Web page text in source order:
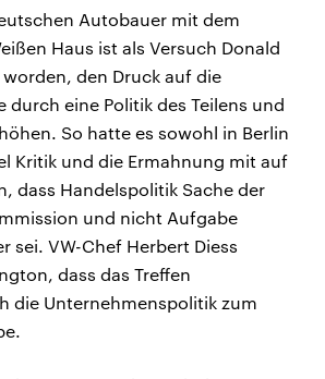
Autobauer mit dem
Haus ist als Versuch Donald
den Druck auf die
durch eine Politik des Teilens und
So hatte es sowohl in Berlin
Kritik und die Ermahnung mit auf
dass Handelspolitik Sache der
und nicht Aufgabe
sei. VW-Chef Herbert Diess
dass das Treffen
die Unternehmenspolitik zum